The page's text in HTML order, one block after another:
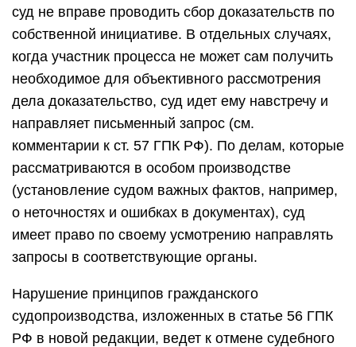
суд не вправе проводить сбор доказательств по
собственной инициативе. В отдельных случаях,
когда участник процесса не может сам получить
необходимое для объективного рассмотрения
дела доказательство, суд идет ему навстречу и
направляет письменный запрос (см.
комментарии к ст. 57 ГПК РФ). По делам, которые
рассматриваются в особом производстве
(установление судом важных фактов, например,
о неточностях и ошибках в документах), суд
имеет право по своему усмотрению направлять
запросы в соответствующие органы.
Нарушение принципов гражданского
судопроизводства, изложенных в статье 56 ГПК
РФ в новой редакции, ведет к отмене судебного